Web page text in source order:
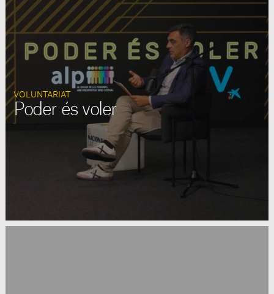
VOLUNTARIAT
Poder és voler